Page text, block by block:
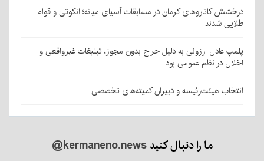
درخشش کاتاروهای کرمان در مسابقات آسیای میانه؛ انکوتی و قوام
طلایی شدند
پلمپ عادل ارزونی به دليل حراج بدون مجوز، تبليغات غیرواقعی و
اخلال در نظم عمومی بود
انتخاب هیئت‌رئیسه و دبیران کمیته‌های تخصصی
ما را دنبال کنید@kermaneno.news